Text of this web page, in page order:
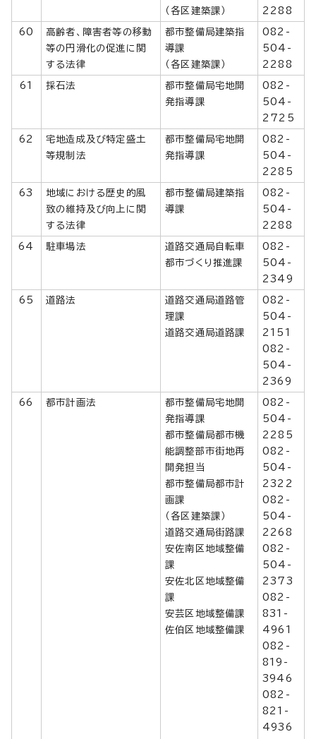
（各区建築課）
2288
60
高齢者、障害者等の移動
等の円滑化の促進に関
する法律
都市整備局建築指
導課
（各区建築課）
082-
504-
2288
61 採石法
都市整備局宅地開
発指導課
082-
504-
2725
62
宅地造成及び特定盛土
等規制法
都市整備局宅地開
発指導課
082-
504-
2285
63
地域における歴史的風
致の維持及び向上に関
する法律
都市整備局建築指
導課
082-
504-
2288
64 駐車場法
道路交通局自転車
都市づくり推進課
082-
504-
2349
65 道路法
道路交通局道路管
理課
道路交通局道路課
082-
504-
2151
082-
504-
2369
66 都市計画法
都市整備局宅地開
発指導課
都市整備局都市機
能調整部市街地再
開発担当
都市整備局都市計
画課
（各区建築課）
道路交通局街路課
安佐南区地域整備
課
安佐北区地域整備
課
安芸区地域整備課
佐伯区地域整備課
082-
504-
2285
082-
504-
2322
082-
504-
2268
082-
504-
2373
082-
831-
4961
082-
819-
3946
082-
821-
4936